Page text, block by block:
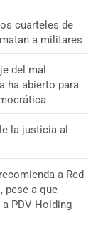
cuarteles de
a militares
del mal
ha abierto para
la justicia al
a Red
pese a que
PDV Holding